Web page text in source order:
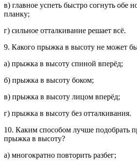
в) главное успеть быстро согнуть обе
планку;
г) сильное отталкивание решает всё.
9. Какого прыжка в высоту не может
а) прыжка в высоту спиной вперёд;
б) прыжка в высоту боком;
в) прыжка в высоту лицом вперёд;
г) прыжка в высоту без отталкивания.
10. Каким способом лучше подобрать
прыжка в высоту?
а) многократно повторить разбег;